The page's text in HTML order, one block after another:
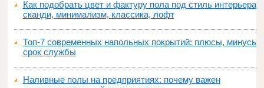
Как подобрать цвет и фактуру пола под стиль интерьера:
сканди, минимализм, классика, лофт
Топ‑7 современных напольных покрытий: плюсы, минусы,
срок службы
Наливные полы на предприятиях: почему важен